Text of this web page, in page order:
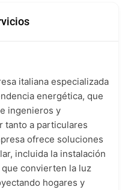
italiana especializada
energética, que
ingenieros y
tanto a particulares
ofrece soluciones
incluida la instalación
convierten la luz
hogares y